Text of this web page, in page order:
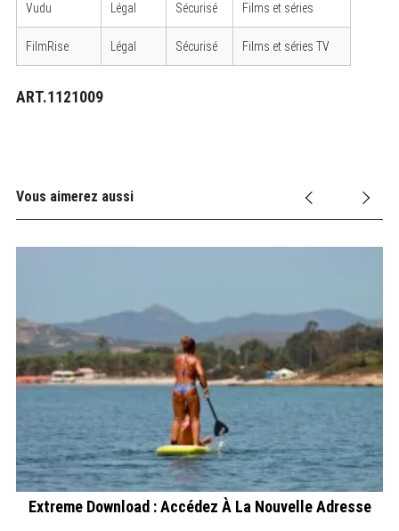
Vudu Légal Sécurisé Films et séries
FilmRise Légal Sécurisé Films et séries TV
ART.1121009
Vous aimerez aussi
Extreme Download : Accédez À La Nouvelle Adresse